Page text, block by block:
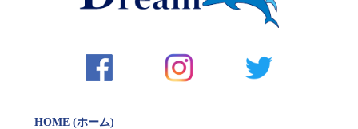
HOME (ホーム)